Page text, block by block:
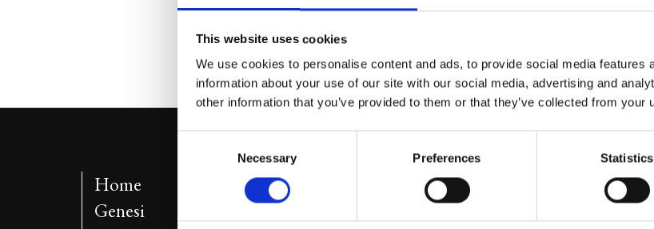
This website uses cookies
We use cookies to personalise content and ads, to provide social media features
information about your use of our site with our social media, advertising and
other information that you’ve provided to them or that they’ve collected from your
Necessary Preferences Statistics
Home
Genesi
Privacy Policy
Cookie Policy